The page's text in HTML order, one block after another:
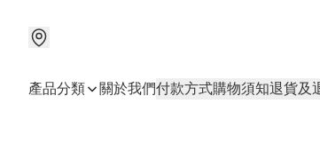
產品分類 關於我們付款方式購物須知退貨及